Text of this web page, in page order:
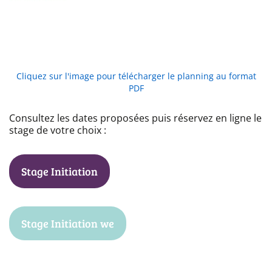
Cliquez sur l'image pour télécharger le planning au format
PDF
Consultez les dates proposées puis réservez en ligne le
stage de votre choix :
Stage Initiation
Stage Initiation we